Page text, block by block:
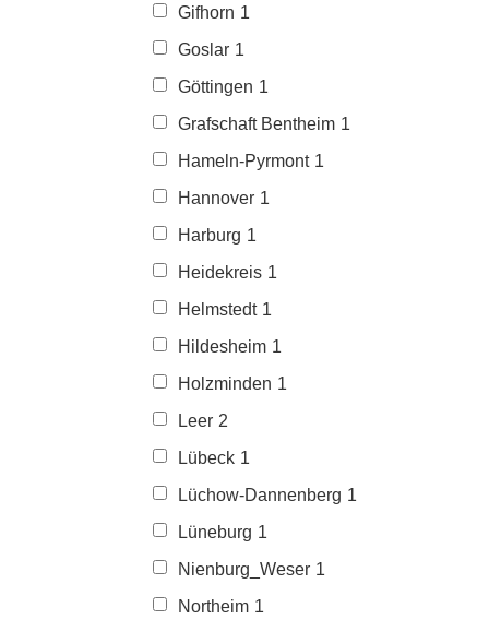
Gifhorn 1
Goslar 1
Göttingen 1
Grafschaft Bentheim 1
Hameln-Pyrmont 1
Hannover 1
Harburg 1
Heidekreis 1
Helmstedt 1
Hildesheim 1
Holzminden 1
Leer 2
Lübeck 1
Lüchow-Dannenberg 1
Lüneburg 1
Nienburg_Weser 1
Northeim 1